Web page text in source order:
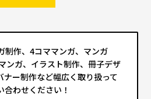
制作、4コママンガ、マンガ
ンガ、イラスト制作、冊子デザ
ナー制作など幅広く取り扱って
わせください！